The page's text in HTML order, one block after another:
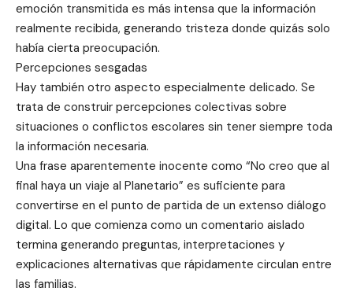
emoción transmitida es más intensa que la información
realmente recibida, generando tristeza donde quizás solo
había cierta preocupación.
Percepciones sesgadas
Hay también otro aspecto especialmente delicado. Se
trata de construir percepciones colectivas sobre
situaciones o conflictos escolares sin tener siempre toda
la información necesaria.
Una frase aparentemente inocente como “No creo que al
final haya un viaje al Planetario” es suficiente para
convertirse en el punto de partida de un extenso diálogo
digital. Lo que comienza como un comentario aislado
termina generando preguntas, interpretaciones y
explicaciones alternativas que rápidamente circulan entre
las familias.